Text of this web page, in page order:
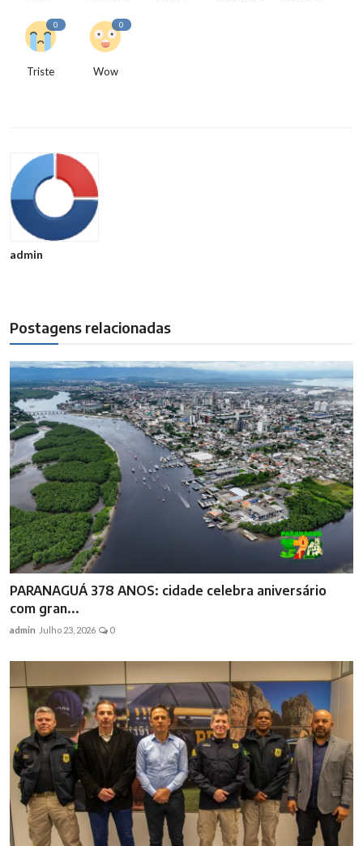
0
Triste
0
Wow
admin
Postagens relacionadas
PARANAGUÁ 378 ANOS: cidade celebra aniversário
com gran...
admin Julho 23, 2026 0